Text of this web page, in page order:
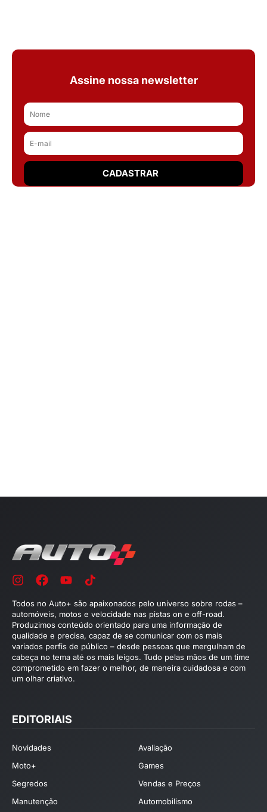
Assine nossa newsletter
Todos no Auto+ são apaixonados pelo universo sobre rodas –
automóveis, motos e velocidade nas pistas on e off-road.
Produzimos conteúdo orientado para uma informação de
qualidade e precisa, capaz de se comunicar com os mais
variados perfis de público – desde pessoas que mergulham de
cabeça no tema até os mais leigos. Tudo pelas mãos de um time
comprometido em fazer o melhor, de maneira cuidadosa e com
um olhar criativo.
EDITORIAIS
Novidades
Avaliação
Moto+
Games
Segredos
Vendas e Preços
Manutenção
Automobilismo